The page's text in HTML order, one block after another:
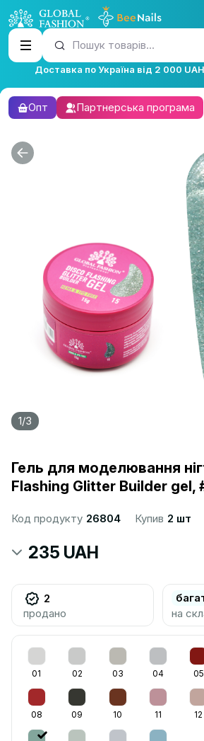
Пошук товарів...
Доставка по Україна від 2 000
Опт Партнерська програма
1/3
Гель для моделювання
Flashing Glitter Builder gel,
Код продукту 26804 Купив 2 шт
235 UAH
2
продано
на
01 02 03 04 05
08 09 10 11 12